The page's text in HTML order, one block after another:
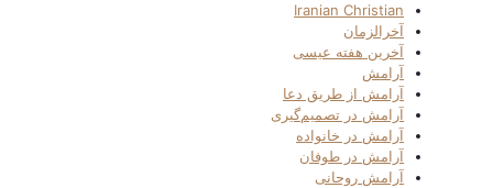
Iranian Christian
آخرالزمان
آخرین هفته عیسی
آرامش
آرامش از طریق دعا
آرامش در تصمیم‌گیری
آرامش در خانواده
آرامش در طوفان
آرامش روحانی